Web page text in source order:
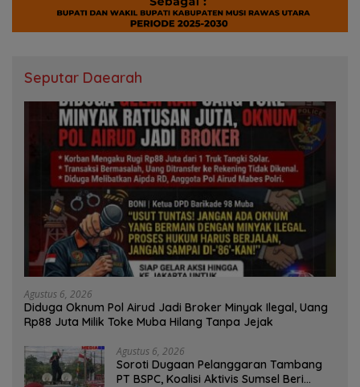
Seputar Daearah
Agustus 6, 2026
Diduga Oknum Pol Airud Jadi Broker Minyak Ilegal, Uang
Rp88 Juta Milik Toke Muba Hilang Tanpa Jejak
Agustus 6, 2026
Soroti Dugaan Pelanggaran Tambang
PT BSPC, Koalisi Aktivis Sumsel Beri